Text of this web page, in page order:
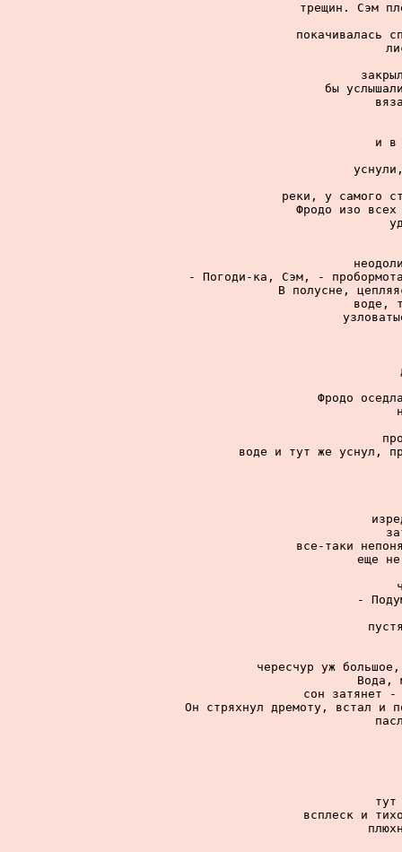
трещин. Сэм
покачивалась
бы
и в
реки, у самого
Фродо изо
- Погоди-ка, Сэм, -
В полусне,
воде,
Фродо
воде и тут же уснул,
все-таки
еще
-
чересчур уж
Вода,
сон затянет -
Он стряхнул дремоту, встал и
тут
всплеск и